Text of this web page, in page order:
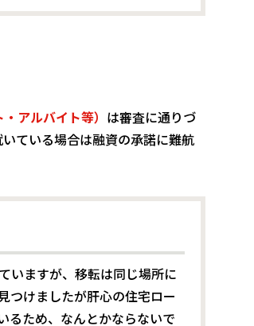
アルバイト等） は審査に通りづ
いている場合は融資の承諾に難航
いますが、移転は同じ場所に
つけましたが肝心の住宅ロー
るため、なんとかならないで